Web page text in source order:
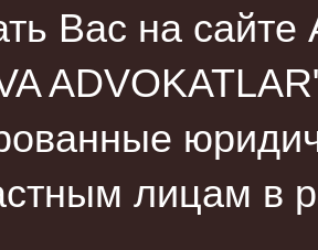
Вас на сайте
лицам в